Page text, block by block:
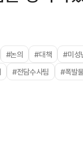
#논의 #대책
#미성
#전담수사팀 #폭발